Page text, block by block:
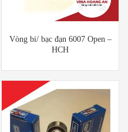
Vòng bi/ bạc đạn 6007 Open –
HCH